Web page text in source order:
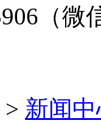
（微
> 新闻